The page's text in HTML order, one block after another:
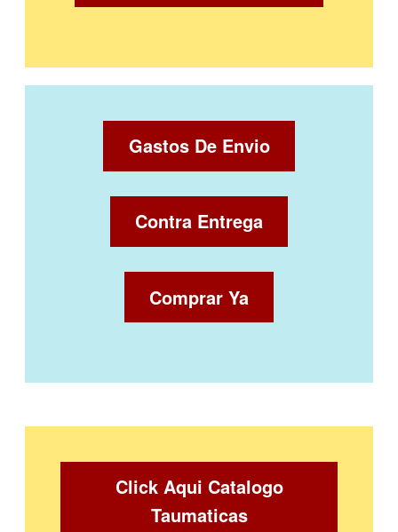
Gastos De Envio
Contra Entrega
Comprar Ya
Click Aqui Catalogo
Taumaticas